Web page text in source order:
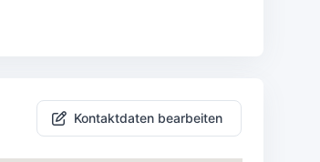
Kontaktdaten bearbeiten